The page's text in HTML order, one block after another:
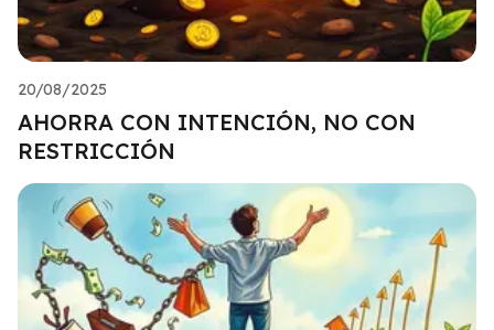
20/08/2025
AHORRA CON INTENCIÓN, NO CON
RESTRICCIÓN